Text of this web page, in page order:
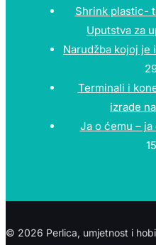
Shrink plastic-
Uputstva za
Narudžba kojoj je
Terminali i
izrade
Ja o ćemu –
© 2026 Perlica, umjetnost i